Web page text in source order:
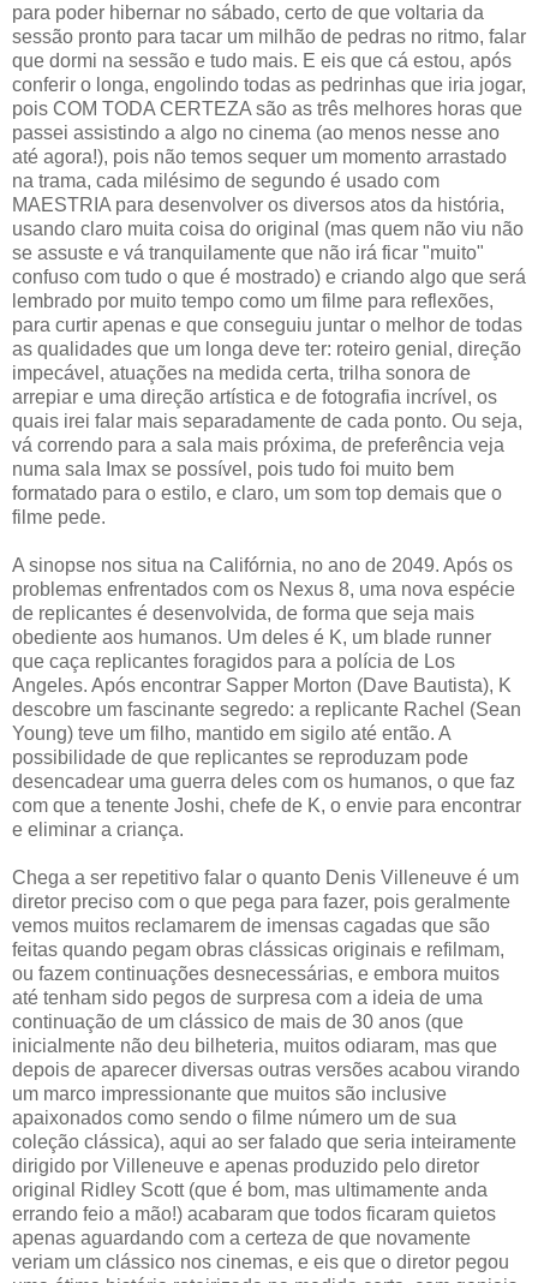
para poder hibernar no sábado, certo de que voltaria da
sessão pronto para tacar um milhão de pedras no ritmo, falar
que dormi na sessão e tudo mais. E eis que cá estou, após
conferir o longa, engolindo todas as pedrinhas que iria jogar,
pois COM TODA CERTEZA são as três melhores horas que
passei assistindo a algo no cinema (ao menos nesse ano
até agora!), pois não temos sequer um momento arrastado
na trama, cada milésimo de segundo é usado com
MAESTRIA para desenvolver os diversos atos da história,
usando claro muita coisa do original (mas quem não viu não
se assuste e vá tranquilamente que não irá ficar "muito"
confuso com tudo o que é mostrado) e criando algo que será
lembrado por muito tempo como um filme para reflexões,
para curtir apenas e que conseguiu juntar o melhor de todas
as qualidades que um longa deve ter: roteiro genial, direção
impecável, atuações na medida certa, trilha sonora de
arrepiar e uma direção artística e de fotografia incrível, os
quais irei falar mais separadamente de cada ponto. Ou seja,
vá correndo para a sala mais próxima, de preferência veja
numa sala Imax se possível, pois tudo foi muito bem
formatado para o estilo, e claro, um som top demais que o
filme pede.
A sinopse nos situa na Califórnia, no ano de 2049. Após os
problemas enfrentados com os Nexus 8, uma nova espécie
de replicantes é desenvolvida, de forma que seja mais
obediente aos humanos. Um deles é K, um blade runner
que caça replicantes foragidos para a polícia de Los
Angeles. Após encontrar Sapper Morton (Dave Bautista), K
descobre um fascinante segredo: a replicante Rachel (Sean
Young) teve um filho, mantido em sigilo até então. A
possibilidade de que replicantes se reproduzam pode
desencadear uma guerra deles com os humanos, o que faz
com que a tenente Joshi, chefe de K, o envie para encontrar
e eliminar a criança.
Chega a ser repetitivo falar o quanto Denis Villeneuve é um
diretor preciso com o que pega para fazer, pois geralmente
vemos muitos reclamarem de imensas cagadas que são
feitas quando pegam obras clássicas originais e refilmam,
ou fazem continuações desnecessárias, e embora muitos
até tenham sido pegos de surpresa com a ideia de uma
continuação de um clássico de mais de 30 anos (que
inicialmente não deu bilheteria, muitos odiaram, mas que
depois de aparecer diversas outras versões acabou virando
um marco impressionante que muitos são inclusive
apaixonados como sendo o filme número um de sua
coleção clássica), aqui ao ser falado que seria inteiramente
dirigido por Villeneuve e apenas produzido pelo diretor
original Ridley Scott (que é bom, mas ultimamente anda
errando feio a mão!) acabaram que todos ficaram quietos
apenas aguardando com a certeza de que novamente
veriam um clássico nos cinemas, e eis que o diretor pegou